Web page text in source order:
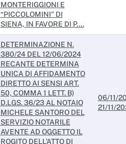
MONTERIGGIONI E
“PICCOLOMINI” DI
SIENA, IN FAVORE DI P....
DETERMINAZIONE N.
380/24 DEL 12/06/2024
RECANTE DETERMINA
UNICA DI AFFIDAMENTO
DIRETTO AI SENSI ART.
50, COMMA 1 LETT. B)
D.LGS. 36/23 AL NOTAIO
MICHELE SANTORO DEL
SERVIZIO NOTARILE
AVENTE AD OGGETTO IL
ROGITO DELL’ATTO DI
06/11/
21/11/